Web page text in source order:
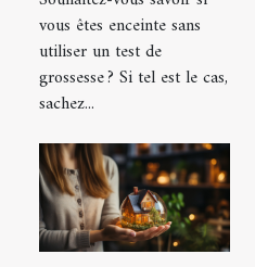
grossesse
vous êtes enceinte sans
utiliser un test de
grossesse ? Si tel est le cas,
sachez...